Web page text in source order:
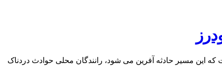
نیست که این‌ مسیر حادثه آفرین می شود، رانندگان محلی حوادث دردناک